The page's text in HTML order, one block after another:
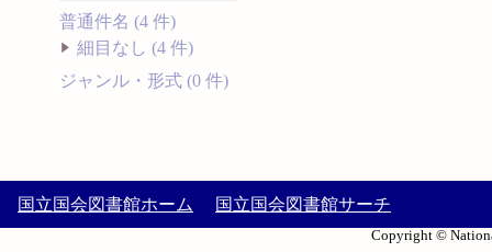
普通件名 (4 件)
細目なし (4 件)
ジャンル・形式 (0 件)
国立国会図書館ホーム 国立国会図書館サーチ
Copyright ©